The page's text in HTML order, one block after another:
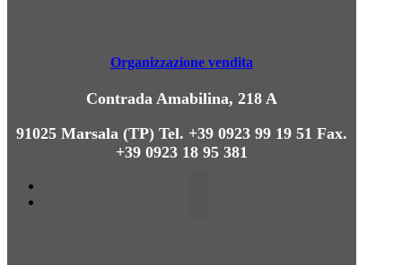
Organizzazione vendita
Contrada Amabilina, 218 A
91025 Marsala (TP)Tel. +39 0923 99 19 51 Fax.
+39 0923 18 95 381